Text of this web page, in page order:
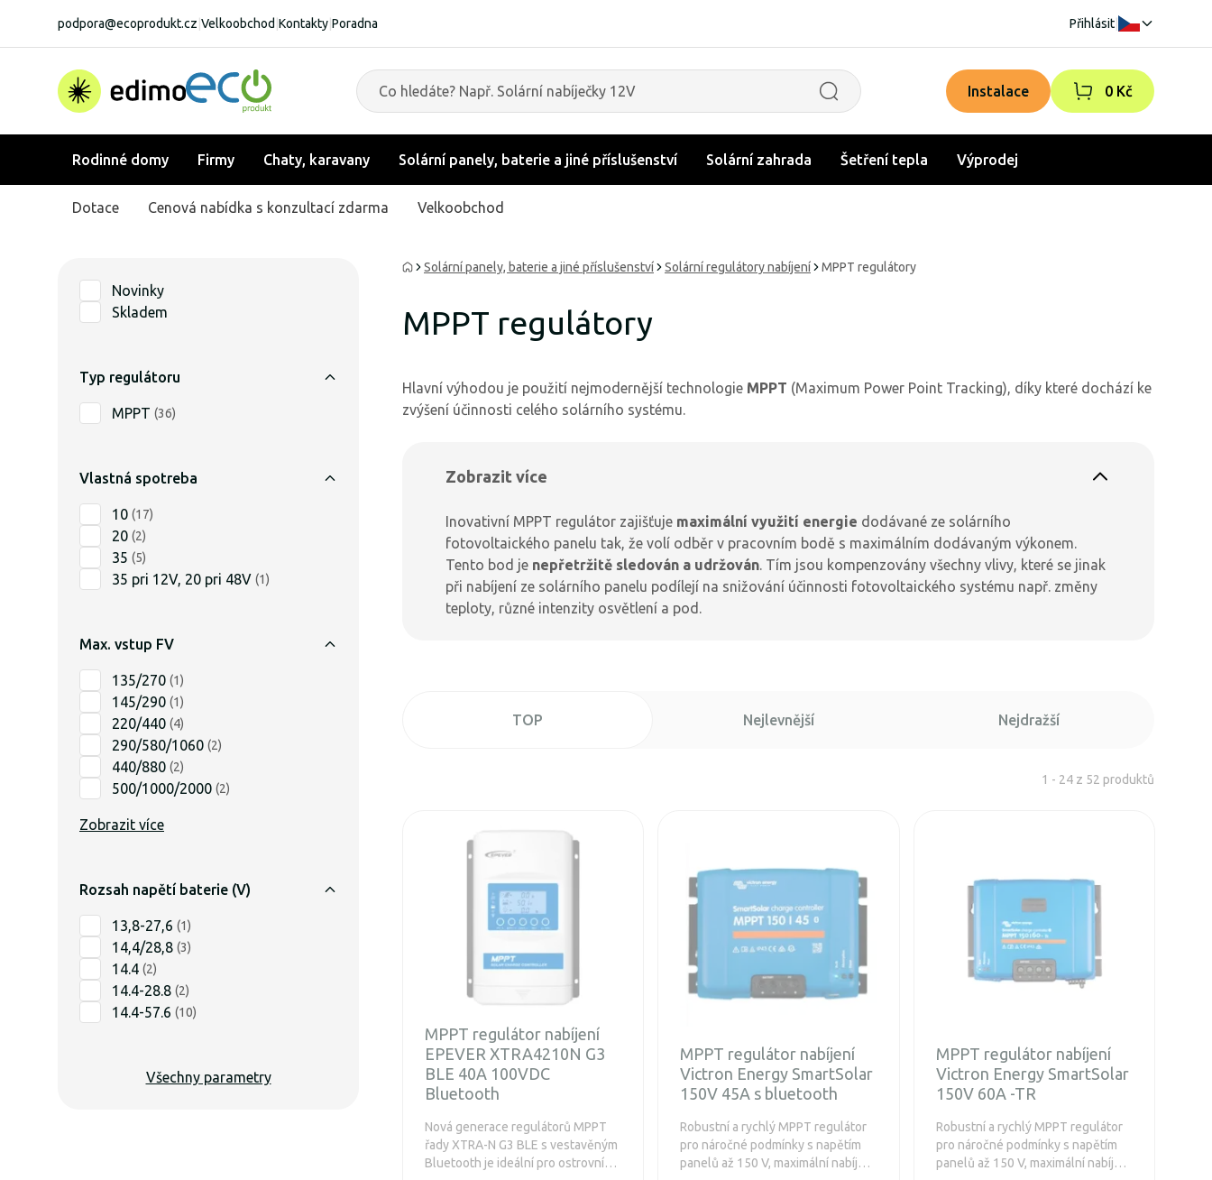
podpora@ecoprodukt.cz Velkoobchod Kontakty Poradna Přihlásit
Instalace 0 Kč
Rodinné domy Firmy Chaty, karavany Solární panely, baterie a jiné příslušenství Solární zahrada Šetření tepla Výprodej
Dotace Cenová nabídka s konzultací zdarma Velkoobchod
Novinky
Skladem
Typ regulátoru
MPPT (36)
Vlastná spotreba
10 (17)
20 (2)
35 (5)
35 pri 12V, 20 pri 48V (1)
Max. vstup FV
135/270 (1)
145/290 (1)
220/440 (4)
290/580/1060 (2)
440/880 (2)
500/1000/2000 (2)
Zobrazit více
Rozsah napětí baterie (V)
13,8-27,6 (1)
14,4/28,8 (3)
14.4 (2)
14.4-28.8 (2)
14.4-57.6 (10)
Všechny parametry
Solární panely, baterie a jiné příslušenství Solární regulátory nabíjení MPPT regulátory
MPPT regulátory
Hlavní výhodou je použití nejmodernější technologie MPPT (Maximum Power Point Tracking), díky které dochází ke
zvýšení účinnosti celého solárního systému.
Zobrazit více
Inovativní MPPT regulátor zajišťuje maximální využití energie dodávané ze solárního
fotovoltaického panelu tak, že volí odběr v pracovním bodě s maximálním dodávaným výkonem.
Tento bod je nepřetržitě sledován a udržován. Tím jsou kompenzovány všechny vlivy, které se jinak
při nabíjení ze solárního panelu podílejí na snižování účinnosti fotovoltaického systému např. změny
teploty, různé intenzity osvětlení a pod.
TOP Nejlevnější Nejdražší
1 - 24 z 52 produktů
MPPT regulátor nabíjení
EPEVER XTRA4210N G3
BLE 40A 100VDC
Bluetooth
Nová generace regulátorů MPPT
řady XTRA-N G3 BLE s vestavěným
Bluetooth je ideální pro ostrovní
MPPT regulátor nabíjení
Victron Energy SmartSolar
150V 45A s bluetooth
Robustní a rychlý MPPT regulátor
pro náročné podmínky s napětím
panelů až 150 V, maximální nabíjecí
MPPT regulátor nabíjení
Victron Energy SmartSolar
150V 60A -TR
Robustní a rychlý MPPT regulátor
pro náročné podmínky s napětím
panelů až 150 V, maximální nabíjecí